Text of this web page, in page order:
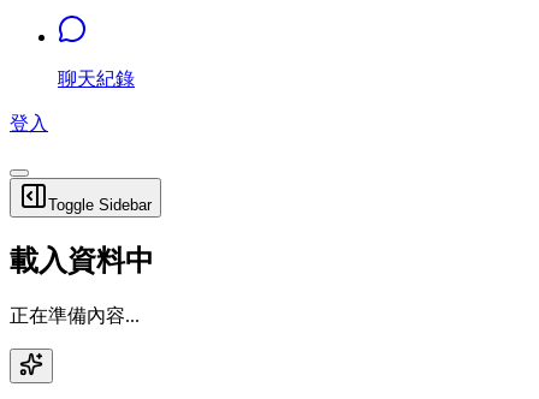
聊天紀錄
登入
Toggle Sidebar
載入資料中
正在準備內容...